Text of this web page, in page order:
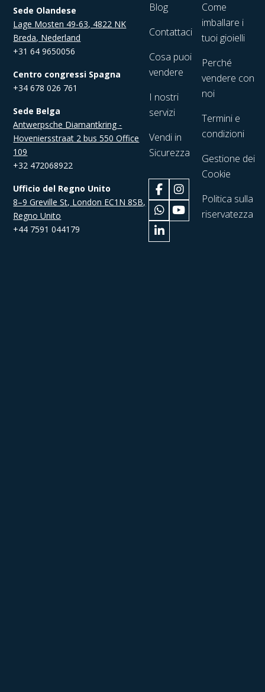
Sede Olandese
Lage Mosten 49-63, 4822 NK
Breda, Nederland
+31 64 9650056
Centro congressi Spagna
+34 678 026 761
Sede Belga
Antwerpsche Diamantkring -
Hoveniersstraat 2 bus 550 Office
109
+32 472068922
Ufficio del Regno Unito
8–9 Greville St, London EC1N 8SB,
Regno Unito
+44 7591 044179
Blog
Contattaci
Cosa puoi
vendere
I nostri
servizi
Vendi in
Sicurezza
Come
imballare i
tuoi gioielli
Perché
vendere con
noi
Termini e
condizioni
Gestione dei
Cookie
Politica sulla
riservatezza